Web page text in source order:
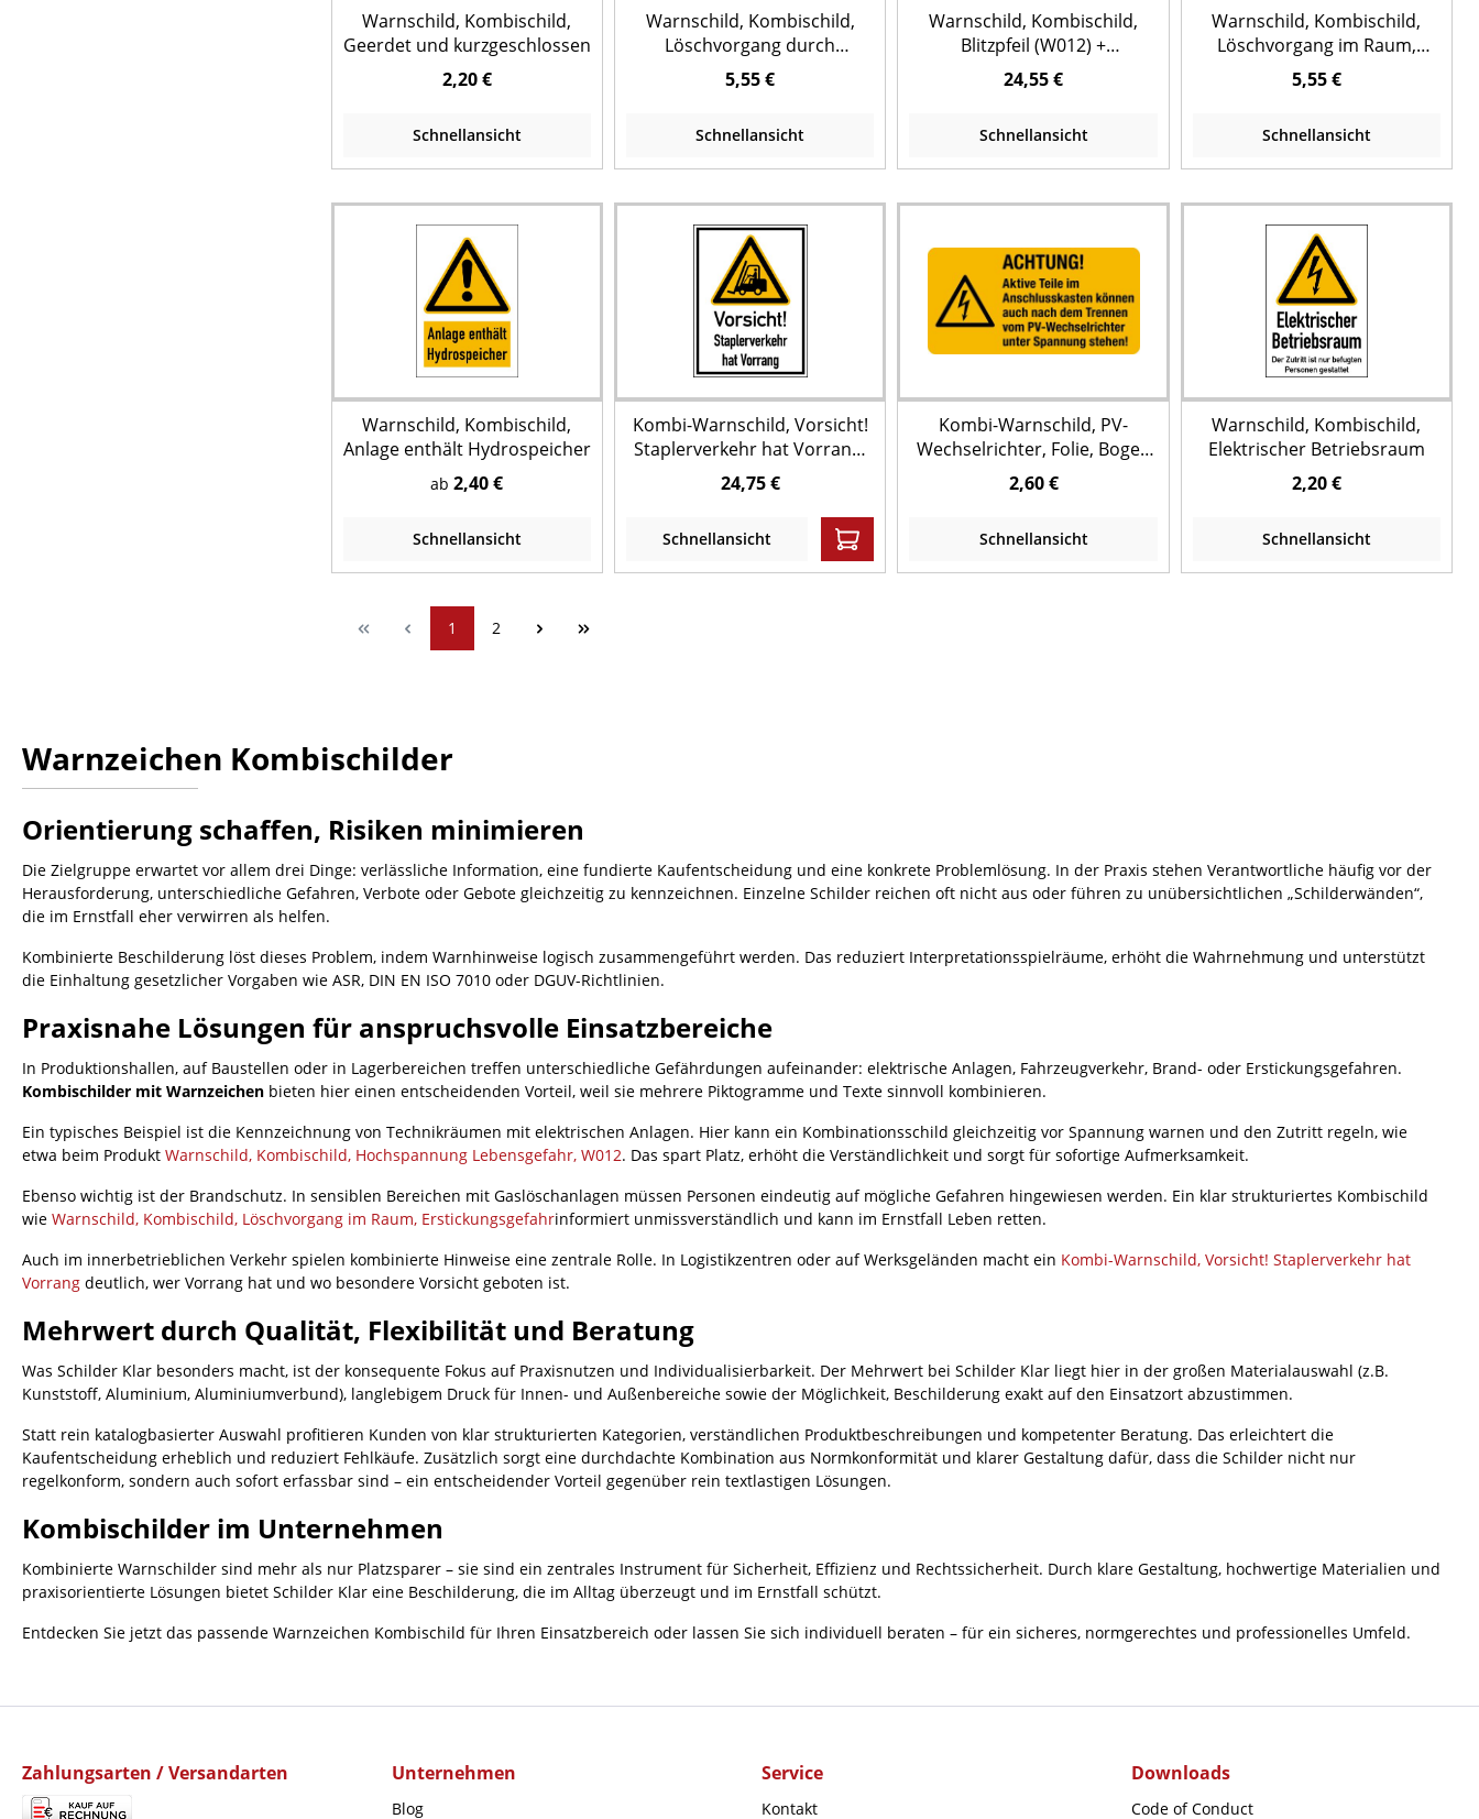
Warnschild, Kombischild,
Geerdet und kurzgeschlossen
2,20 €
Schnellansicht
Warnschild, Kombischild,
Löschvorgang durch
Türspalt, Erstickungsgefahr
5,55 €
Schnellansicht
Warnschild, Kombischild,
Blitzpfeil (W012) +
Wunschtext
24,55 €
Schnellansicht
Warnschild, Kombischild,
Löschvorgang im Raum,
Erstickungsgefahr
5,55 €
Schnellansicht
Warnschild, Kombischild,
Anlage enthält Hydrospeicher
ab2,40 €
Schnellansicht
Kombi-Warnschild, Vorsicht!
Staplerverkehr hat Vorrang,
Aluminiumverbund, 400 x 300
mm
24,75 €
Schnellansicht
Kombi-Warnschild, PV-
Wechselrichter, Folie, Bogen
= 4 Stück
2,60 €
Schnellansicht
Warnschild, Kombischild,
Elektrischer Betriebsraum
2,20 €
Schnellansicht
1 2
Warnzeichen Kombischilder
Orientierung schaffen, Risiken minimieren
Die Zielgruppe erwartet vor allem drei Dinge: verlässliche Information, eine fundierte Kaufentscheidung und eine konkrete Problemlösung. In der Praxis stehen Verantwortliche häufig vor der
Herausforderung, unterschiedliche Gefahren, Verbote oder Gebote gleichzeitig zu kennzeichnen. Einzelne Schilder reichen oft nicht aus oder führen zu unübersichtlichen „Schilderwänden“,
die im Ernstfall eher verwirren als helfen.
Kombinierte Beschilderung löst dieses Problem, indem Warnhinweise logisch zusammengeführt werden. Das reduziert Interpretationsspielräume, erhöht die Wahrnehmung und unterstützt
die Einhaltung gesetzlicher Vorgaben wie ASR, DIN EN ISO 7010 oder DGUV-Richtlinien.
Praxisnahe Lösungen für anspruchsvolle Einsatzbereiche
In Produktionshallen, auf Baustellen oder in Lagerbereichen treffen unterschiedliche Gefährdungen aufeinander: elektrische Anlagen, Fahrzeugverkehr, Brand- oder Erstickungsgefahren.
Kombischilder mit Warnzeichen bieten hier einen entscheidenden Vorteil, weil sie mehrere Piktogramme und Texte sinnvoll kombinieren.
Ein typisches Beispiel ist die Kennzeichnung von Technikräumen mit elektrischen Anlagen. Hier kann ein Kombinationsschild gleichzeitig vor Spannung warnen und den Zutritt regeln, wie
etwa beim Produkt Warnschild, Kombischild, Hochspannung Lebensgefahr, W012. Das spart Platz, erhöht die Verständlichkeit und sorgt für sofortige Aufmerksamkeit.
Ebenso wichtig ist der Brandschutz. In sensiblen Bereichen mit Gaslöschanlagen müssen Personen eindeutig auf mögliche Gefahren hingewiesen werden. Ein klar strukturiertes Kombischild
wie Warnschild, Kombischild, Löschvorgang im Raum, Erstickungsgefahrinformiert unmissverständlich und kann im Ernstfall Leben retten.
Auch im innerbetrieblichen Verkehr spielen kombinierte Hinweise eine zentrale Rolle. In Logistikzentren oder auf Werksgeländen macht ein Kombi-Warnschild, Vorsicht! Staplerverkehr hat
Vorrang deutlich, wer Vorrang hat und wo besondere Vorsicht geboten ist.
Mehrwert durch Qualität, Flexibilität und Beratung
Was Schilder Klar besonders macht, ist der konsequente Fokus auf Praxisnutzen und Individualisierbarkeit. Der Mehrwert bei Schilder Klar liegt hier in der großen Materialauswahl (z.B.
Kunststoff, Aluminium, Aluminiumverbund), langlebigem Druck für Innen- und Außenbereiche sowie der Möglichkeit, Beschilderung exakt auf den Einsatzort abzustimmen.
Statt rein katalogbasierter Auswahl profitieren Kunden von klar strukturierten Kategorien, verständlichen Produktbeschreibungen und kompetenter Beratung. Das erleichtert die
Kaufentscheidung erheblich und reduziert Fehlkäufe. Zusätzlich sorgt eine durchdachte Kombination aus Normkonformität und klarer Gestaltung dafür, dass die Schilder nicht nur
regelkonform, sondern auch sofort erfassbar sind – ein entscheidender Vorteil gegenüber rein textlastigen Lösungen.
Kombischilder im Unternehmen
Kombinierte Warnschilder sind mehr als nur Platzsparer – sie sind ein zentrales Instrument für Sicherheit, Effizienz und Rechtssicherheit. Durch klare Gestaltung, hochwertige Materialien und
praxisorientierte Lösungen bietet Schilder Klar eine Beschilderung, die im Alltag überzeugt und im Ernstfall schützt.
Entdecken Sie jetzt das passende Warnzeichen Kombischild für Ihren Einsatzbereich oder lassen Sie sich individuell beraten – für ein sicheres, normgerechtes und professionelles Umfeld.
Zahlungsarten / Versandarten Unternehmen
Blog
Service
Kontakt
Downloads
Code of Conduct